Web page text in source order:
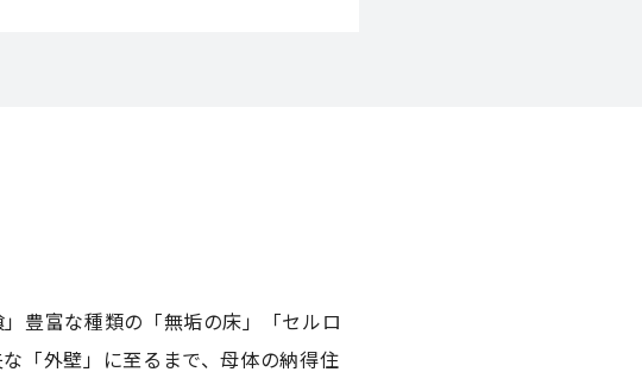
豊富な種類の「無垢の床」「セルロ
「外壁」に至るまで、母体の納得住